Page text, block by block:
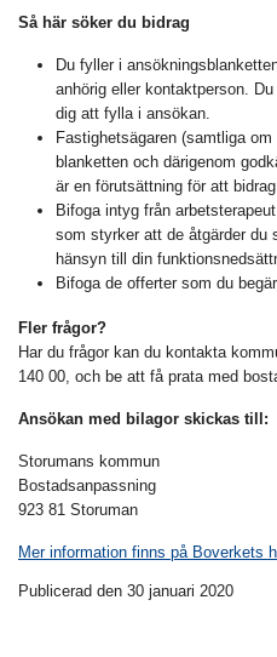
Så här söker du bidrag
Du fyller i
anhörig eller kontaktperson.
dig att fylla i ansökan.
Fastighetsägaren (samtliga
blanketten och därigenom
är en förutsättning för att
Bifoga intyg från
som styrker att de åtgärder du
hänsyn till din
Bifoga de offerter som du
Fler frågor?
Har du frågor kan du kontakta
140 00, och be att få prata med
Ansökan med bilagor skickas till:
Storumans kommun
Bostadsanpassning
923 81 Storuman
Mer information finns på Boverkets
Publicerad den 30 januari 2020